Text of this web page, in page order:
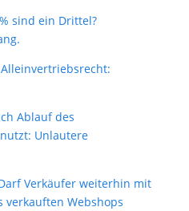
sind ein Drittel?
Ablauf des
Unlautere
Verkäufer weiterhin mit
verkauften Webshops